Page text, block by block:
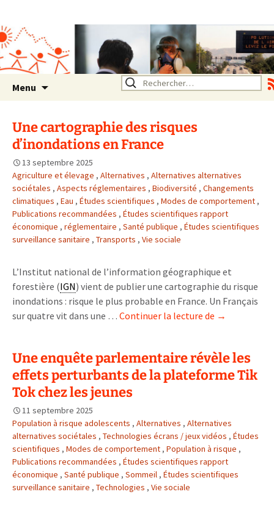
Rhône Alpes
Un environnement sain pour
la santé de tous
Menu Rechercher :
Une cartographie des risques
d’inondations en France
13 septembre 2025
Agriculture et élevage , Alternatives , Alternatives alternatives
sociétales , Aspects réglementaires , Biodiversité , Changements
climatiques , Eau , Études scientifiques , Modes de comportement ,
Publications recommandées , Études scientifiques rapport
économique , réglementaire , Santé publique , Études scientifiques
surveillance sanitaire , Transports , Vie sociale
L’Institut national de l’information géographique et
forestière (IGN) vient de publier une cartographie du risque
inondations : risque le plus probable en France. Un Français
sur quatre vit dans une … Continuer la lecture de Une
risques
d’inondations
→
Une enquête parlementaire révèle les
effets perturbants de la plateforme Tik
Tok chez les jeunes
11 septembre 2025
Population à risque adolescents , Alternatives , Alternatives
alternatives sociétales , Technologies écrans / jeux vidéos , Études
scientifiques , Modes de comportement , Population à risque ,
Publications recommandées , Études scientifiques rapport
économique , Santé publique , Sommeil , Études scientifiques
surveillance sanitaire , Technologies , Vie sociale